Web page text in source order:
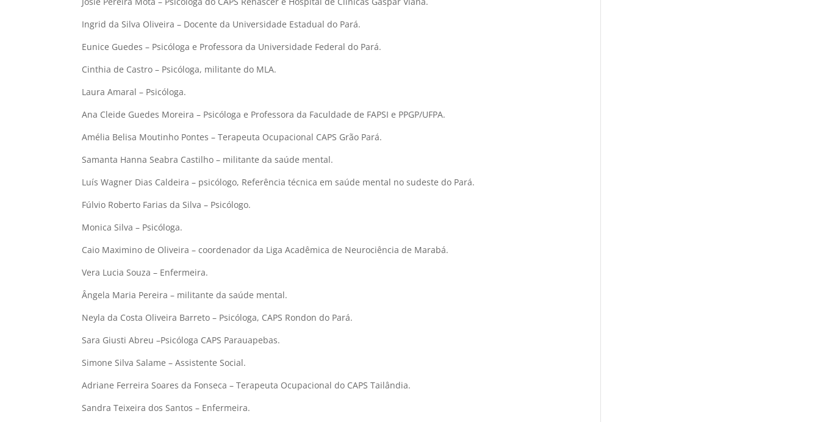
Ingrid da Silva Oliveira – Docente da Universidade Estadual do Pará.
Eunice Guedes – Psicóloga e Professora da Universidade Federal do Pará.
Cinthia de Castro – Psicóloga, militante do MLA.
Laura Amaral – Psicóloga.
Ana Cleide Guedes Moreira – Psicóloga e Professora da Faculdade de FAPSI e PPGP/UFPA.
Amélia Belisa Moutinho Pontes – Terapeuta Ocupacional CAPS Grão Pará.
Samanta Hanna Seabra Castilho – militante da saúde mental.
Luís Wagner Dias Caldeira – psicólogo, Referência técnica em saúde mental no sudeste do Pará.
Fúlvio Roberto Farias da Silva – Psicólogo.
Monica Silva – Psicóloga.
Caio Maximino de Oliveira – coordenador da Liga Acadêmica de Neurociência de Marabá.
Vera Lucia Souza – Enfermeira.
Ângela Maria Pereira – militante da saúde mental.
Neyla da Costa Oliveira Barreto – Psicóloga, CAPS Rondon do Pará.
Sara Giusti Abreu –Psicóloga CAPS Parauapebas.
Simone Silva Salame – Assistente Social.
Adriane Ferreira Soares da Fonseca – Terapeuta Ocupacional do CAPS Tailândia.
Sandra Teixeira dos Santos – Enfermeira.